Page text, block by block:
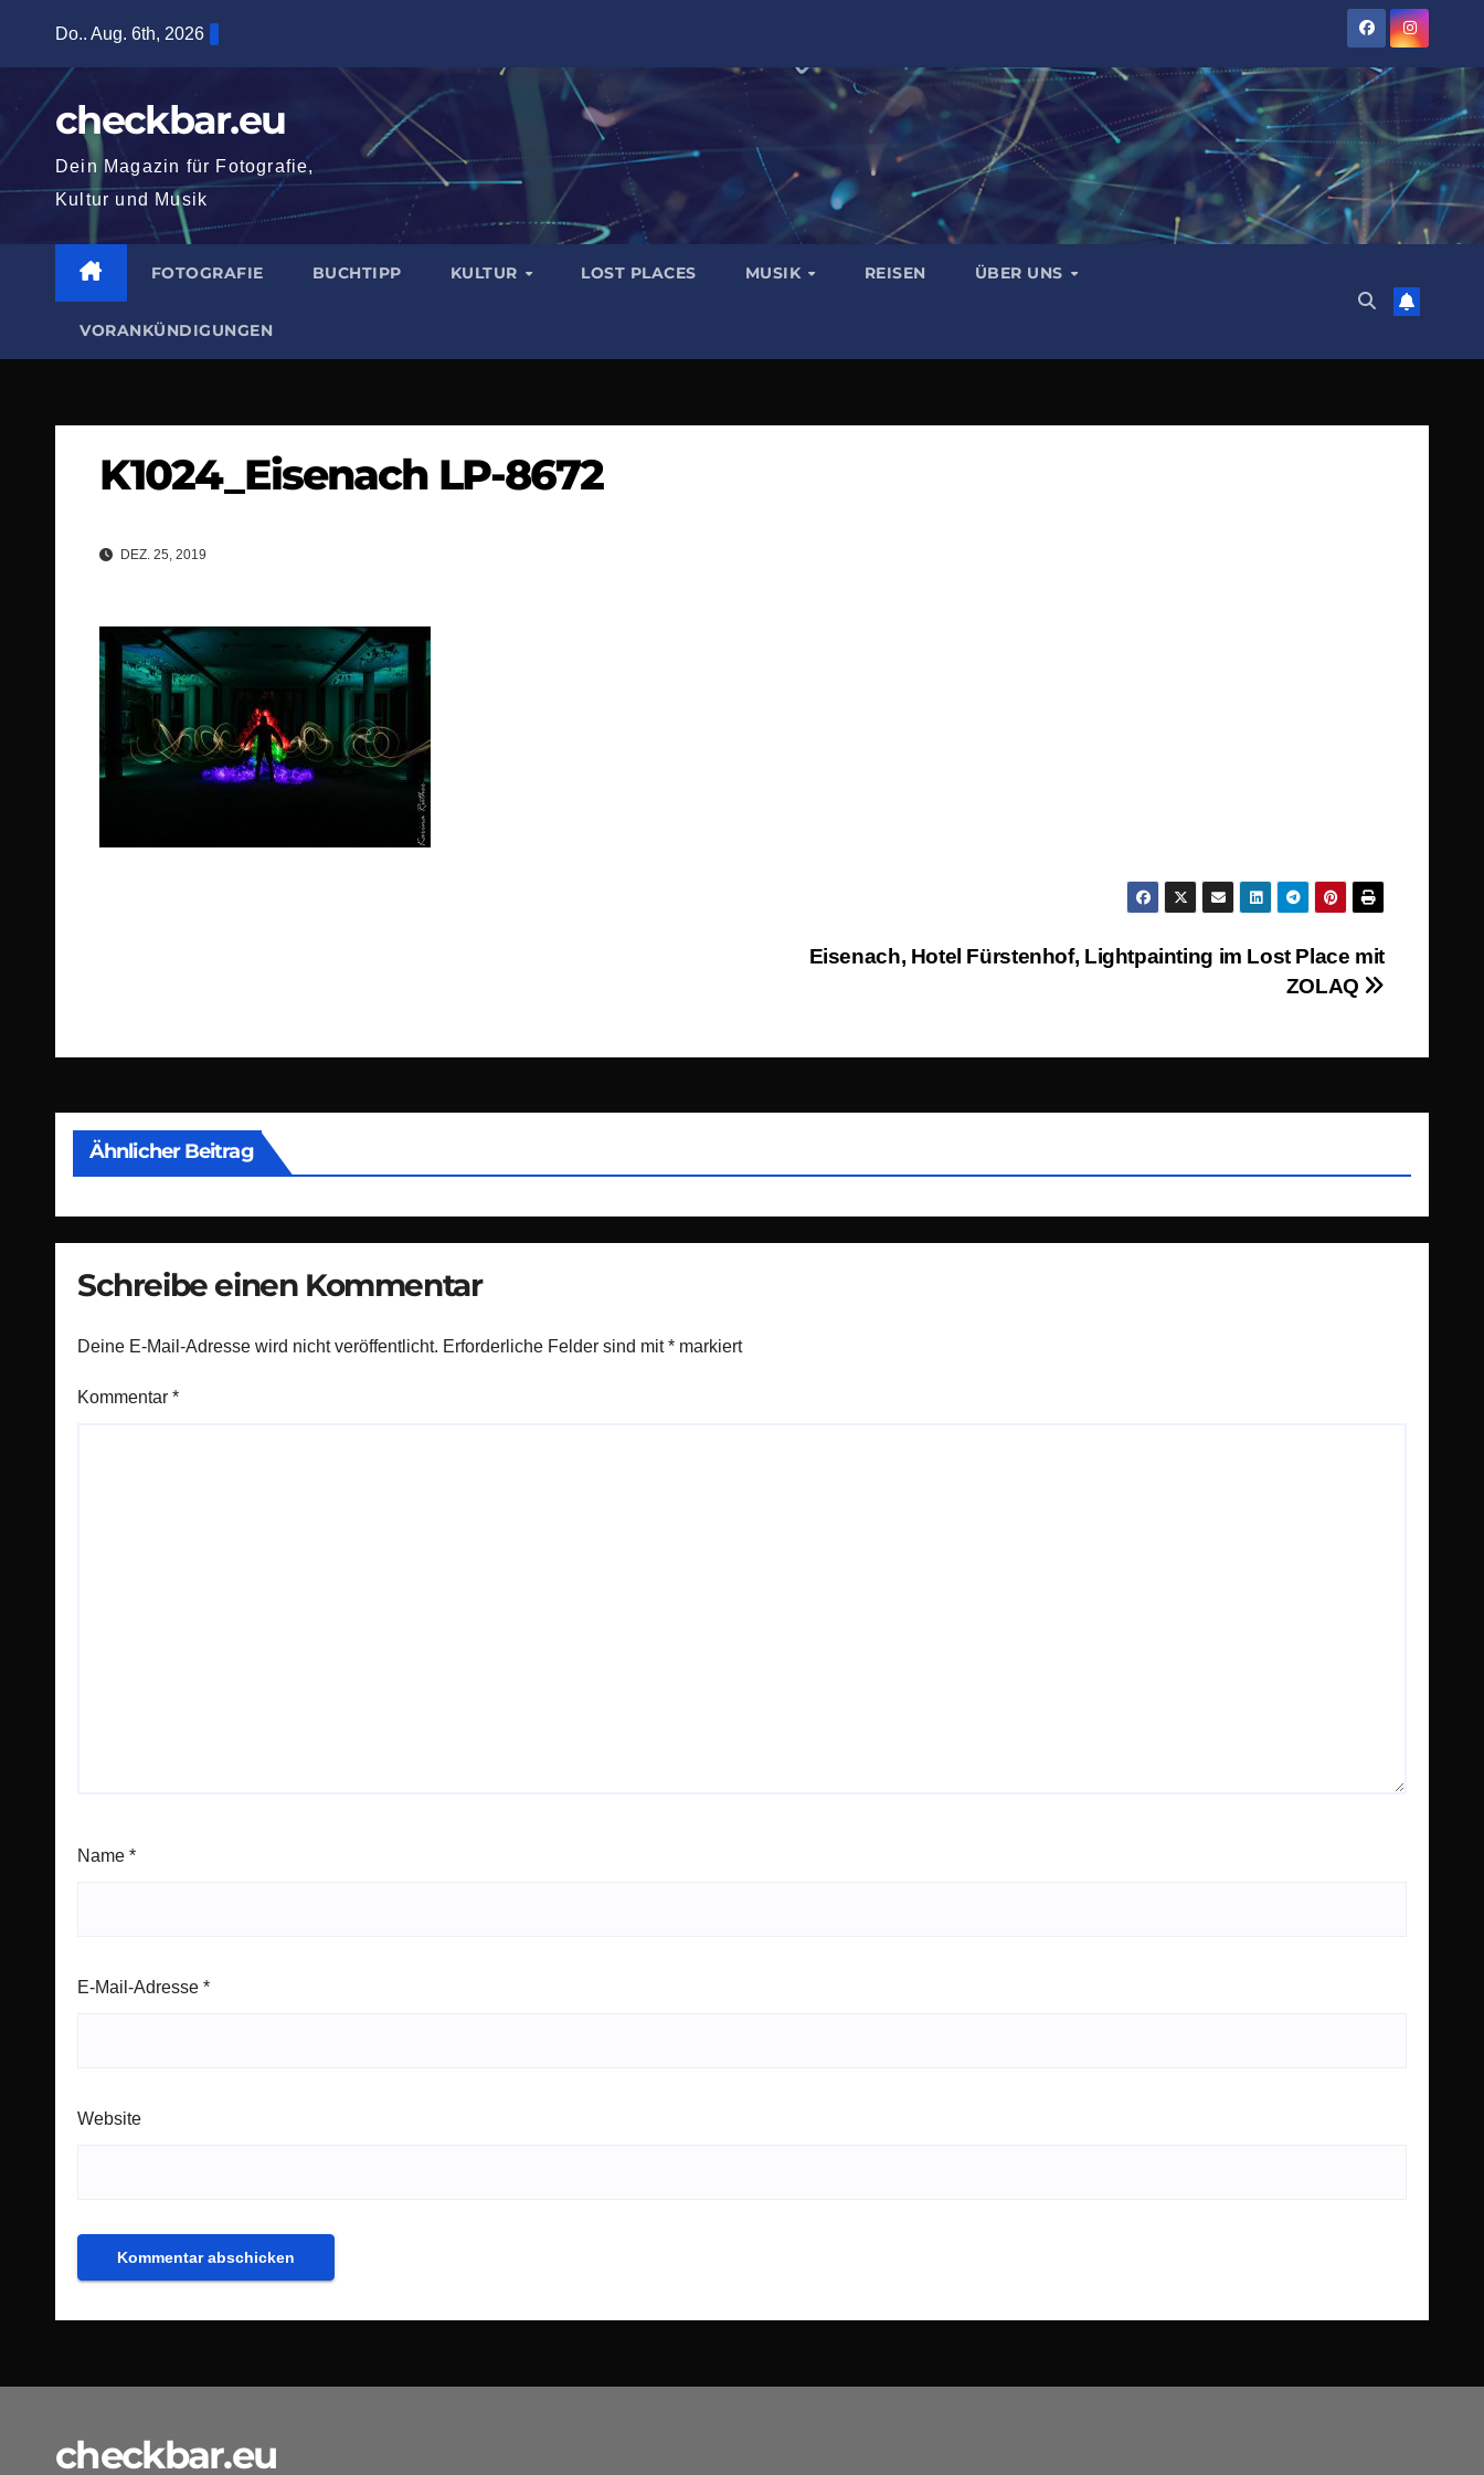
springen
Do.. Aug. 6th, 2026
checkbar.eu
Dein Magazin für Fotografie,
Kultur und Musik
FOTOGRAFIE BUCHTIPP KULTUR LOST PLACES MUSIK REISEN ÜBER UNS
VORANKÜNDIGUNGEN
K1024_Eisenach LP-8672
DEZ. 25, 2019
Eisenach, Hotel Fürstenhof, Lightpainting im Lost Place mit
ZOLAQ
Ähnlicher Beitrag
Schreibe einen Kommentar
Deine E-Mail-Adresse wird nicht veröffentlicht. Erforderliche Felder sind mit* markiert
Kommentar *
Name *
E-Mail-Adresse *
Website
checkbar.eu